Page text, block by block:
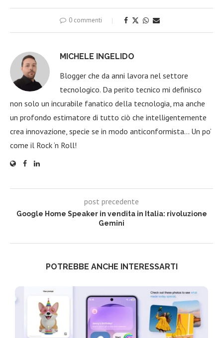
0 commenti
MICHELE INGELIDO
Blogger che da anni lavora nel settore
tecnologico. Da perito tecnico mi definisco
non solo un incurabile fanatico della tecnologia, ma anche
un profondo estimatore di tutto ciò che intelligentemente
crea innovazione, specie se in modo anticonformista… Un po’
come il Rock ‘n Roll!
post precedente
Google Home Speaker in vendita in Italia: rivoluzione
Gemini
POTREBBE ANCHE INTERESSARTI